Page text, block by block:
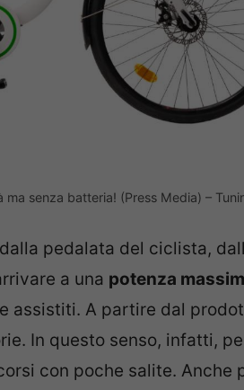
senza batteria! (Press Media) –
pedalata del ciclista,
a una potenza
assistiti. A partire dal
In questo senso, infatti,
con poche salite. Anche